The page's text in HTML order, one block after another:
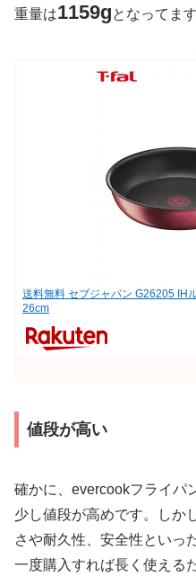
重量は1159gとなってます
送料無料 セブジャパン G26205 IH
26cm
値段が高い
確かに、evercookフライパ
少し値段が高めです。しか
さや耐久性、安全性といっ
一度購入すれば長く使える